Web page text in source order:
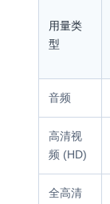
用量类
型
音频
高清视
频 (HD)
全高清